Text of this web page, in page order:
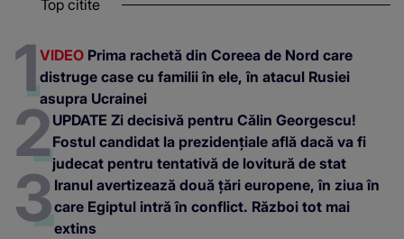
Top citite
VIDEO Prima rachetă din Coreea de Nord care
distruge case cu familii în ele, în atacul Rusiei
asupra Ucrainei
UPDATE Zi decisivă pentru Călin Georgescu!
Fostul candidat la prezidențiale află dacă va fi
judecat pentru tentativă de lovitură de stat
Iranul avertizează două țări europene, în ziua în
care Egiptul intră în conflict. Război tot mai
extins